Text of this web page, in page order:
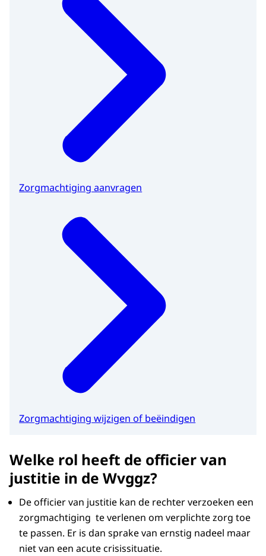
Zorgmachtiging aanvragen
Zorgmachtiging wijzigen of beëindigen
Welke rol heeft de officier van
justitie in de Wvggz?
De officier van justitie kan de rechter verzoeken een
zorgmachtiging te verlenen om verplichte zorg toe
te passen. Er is dan sprake van ernstig nadeel maar
niet van een acute crisissituatie.